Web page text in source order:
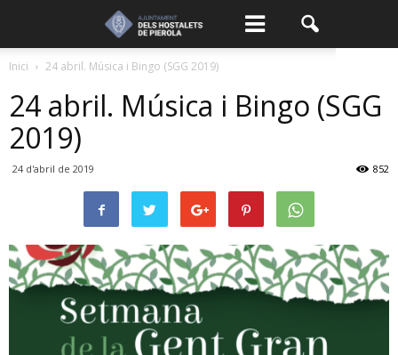
Inici 24 abril. Música i Bingo (SGG 2019)
24 abril. Música i Bingo (SGG
2019)
24 d'abril de 2019 852